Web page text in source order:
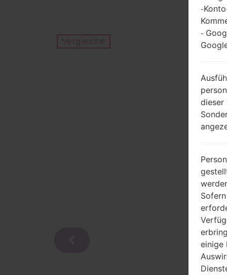
Vergleiche
-
-
dieser
einige